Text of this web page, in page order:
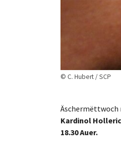
© C. Hubert / SCP
Äschermëttwoch
Kardinol
18.30 Auer.